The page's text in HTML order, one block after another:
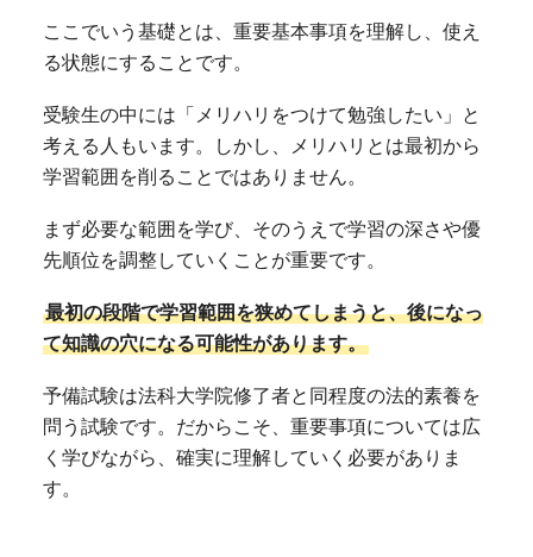
ここでいう基礎とは、重要基本事項を理解し、使え
る状態にすることです。
受験生の中には「メリハリをつけて勉強したい」と
考える人もいます。しかし、メリハリとは最初から
学習範囲を削ることではありません。
まず必要な範囲を学び、そのうえで学習の深さや優
先順位を調整していくことが重要です。
最初の段階で学習範囲を狭めてしまうと、後になっ
て知識の穴になる可能性があります。
予備試験は法科大学院修了者と同程度の法的素養を
問う試験です。だからこそ、重要事項については広
く学びながら、確実に理解していく必要がありま
す。